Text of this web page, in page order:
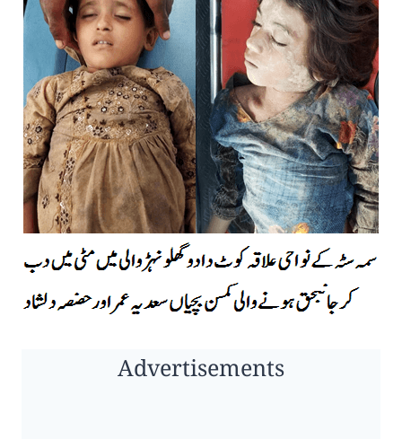
Advertisements